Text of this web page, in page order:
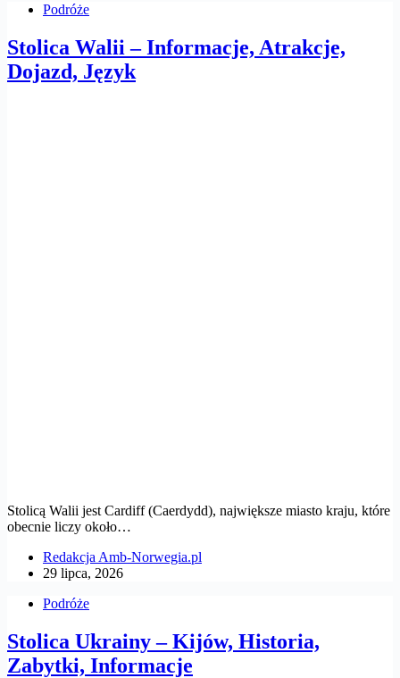
Podróże
Stolica Walii – Informacje, Atrakcje,
Dojazd, Język
Stolicą Walii jest Cardiff (Caerdydd), największe miasto kraju, które
obecnie liczy około…
Redakcja Amb-Norwegia.pl
29 lipca, 2026
Podróże
Stolica Ukrainy – Kijów, Historia,
Zabytki, Informacje